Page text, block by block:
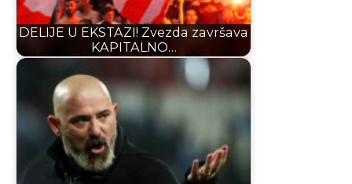
DELIJE U EKSTAZI! Zvezda završava
KAPITALNO…